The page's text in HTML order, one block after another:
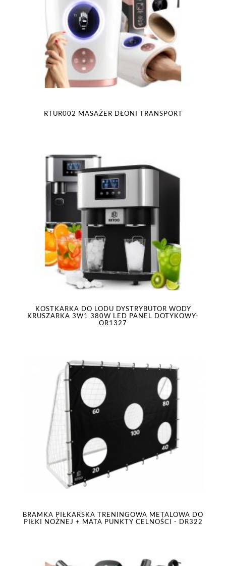
RTUR002 MASAŻER DŁONI TRANSPORT
KOSTKARKA DO LODU DYSTRYBUTOR WODY
KRUSZARKA 3W1 380W LED PANEL DOTYKOWY-
OR1327
BRAMKA PIŁKARSKA TRENINGOWA METALOWA DO
PIŁKI NOŻNEJ + MATA PUNKTY CELNOŚCI - DR322